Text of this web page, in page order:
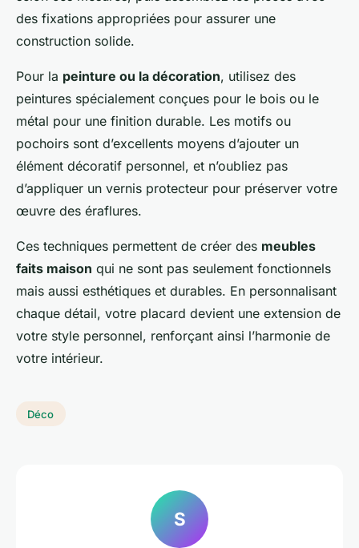
des fixations appropriées pour assurer une
construction solide.
Pour la peinture ou la décoration, utilisez des
peintures spécialement conçues pour le bois ou le
métal pour une finition durable. Les motifs ou
pochoirs sont d’excellents moyens d’ajouter un
élément décoratif personnel, et n’oubliez pas
d’appliquer un vernis protecteur pour préserver votre
œuvre des éraflures.
Ces techniques permettent de créer des meubles
faits maison qui ne sont pas seulement fonctionnels
mais aussi esthétiques et durables. En personnalisant
chaque détail, votre placard devient une extension de
votre style personnel, renforçant ainsi l’harmonie de
votre intérieur.
Déco
S